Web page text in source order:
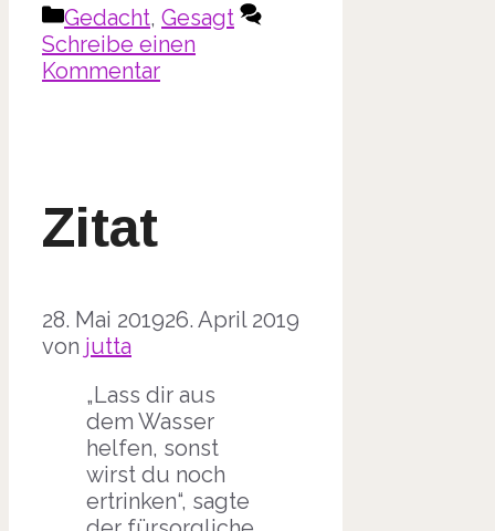
Kategorien
Gedacht, Gesagt
Schreibe einen
Kommentar
Zitat
28. Mai 201926. April 2019
von jutta
„Lass dir aus
dem Wasser
helfen, sonst
wirst du noch
ertrinken“, sagte